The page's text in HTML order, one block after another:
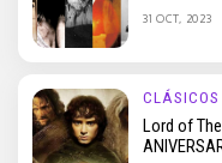
31 OCT, 2023
CLÁSICOS
Lord of